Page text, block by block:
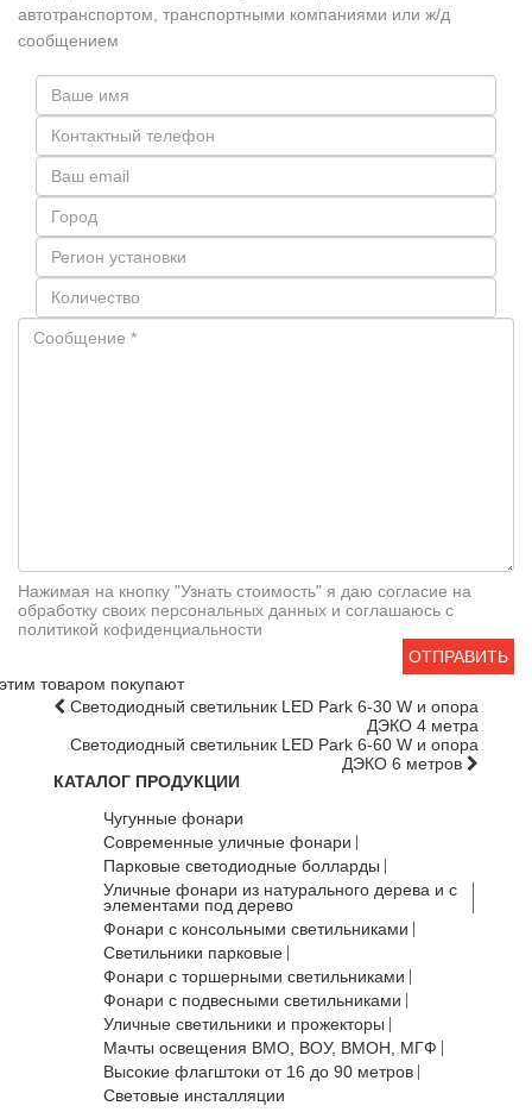
автотранспортом, транспортными компаниями или ж/д
сообщением
Нажимая на кнопку "Узнать стоимость" я даю согласие на
обработку своих персональных данных и соглашаюсь с
политикой кофиденциальности
ОТПРАВИТЬ
товаром покупают
Светодиодный светильник LED Park 6-30 W и опора
ДЭКО 4 метра
Светодиодный светильник LED Park 6-60 W и опора
ДЭКО 6 метров
КАТАЛОГ ПРОДУКЦИИ
Чугунные фонари
Современные уличные фонари
Парковые светодиодные болларды
Уличные фонари из натурального дерева и с
элементами под дерево
Фонари с консольными светильниками
Светильники парковые
Фонари с торшерными светильниками
Фонари с подвесными светильниками
Уличные светильники и прожекторы
Мачты освещения ВМО, ВОУ, ВМОН, МГФ
Высокие флагштоки от 16 до 90 метров
Световые инсталляции